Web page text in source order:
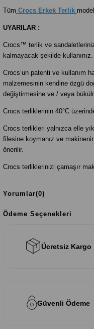
Tüm Crocs Erkek Terlik
UYARILAR :
Crocs™ terlik ve
kalmayacak şekilde kullanınız.
Crocs’un patenti ve kullanım
malzemesinin kendine özgü
değiştirmesine ve / veya
Crocs terliklerinin 40°C
Crocs terlikleri yalnızca elle
filesine koymanız ve
önerilir.
Crocs terliklerinizi çamaşır
Yorumlar(0)
Ödeme Seçenekleri
Ücretsiz Kargo
Güvenli Ödeme